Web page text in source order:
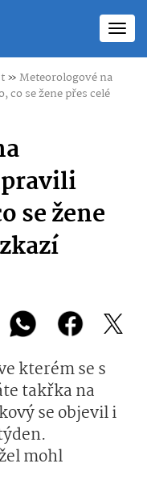
»Meteorologové na
co se žene přes celé
se žene
kterém se s
takřka na
se objevil i
mohl